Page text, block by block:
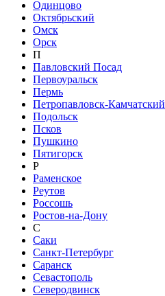
Одинцово
Октябрьский
Омск
Орск
П
Павловский Посад
Первоуральск
Пермь
Петропавловск-Камчатский
Подольск
Псков
Пушкино
Пятигорск
Р
Раменское
Реутов
Россошь
Ростов-на-Дону
С
Саки
Санкт-Петербург
Саранск
Севастополь
Северодвинск